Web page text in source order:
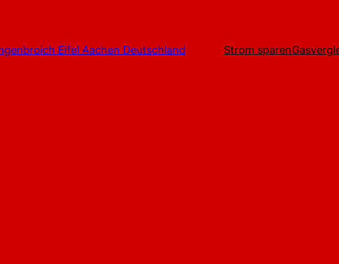
Eifel Aachen Deutschland Strom sparen